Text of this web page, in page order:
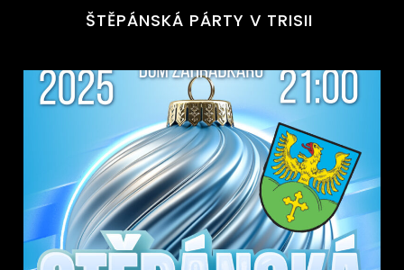
ŠTĚPÁNSKÁ PÁRTY V TRISII